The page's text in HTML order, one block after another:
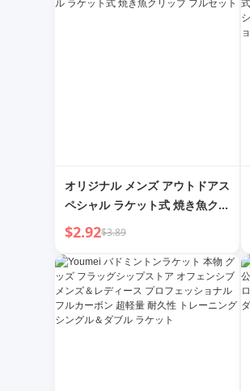
オリジナル メンズ アウトドアス
ペシャル ラケット式 焼き魚クリ
ップ フルセット
$2.92$3.89